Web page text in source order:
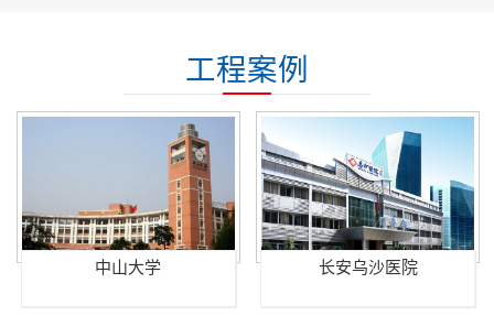
工程案例
中山大学 长安乌沙医院